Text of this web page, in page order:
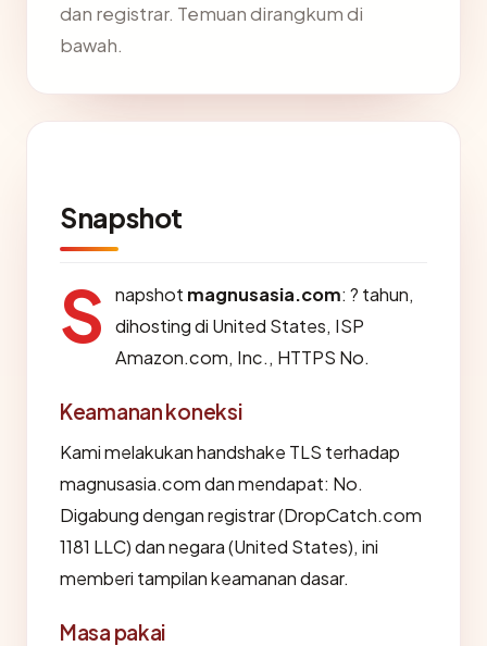
dan registrar. Temuan dirangkum di
bawah.
Snapshot
S napshot magnusasia.com: ? tahun,
dihosting di United States, ISP
Amazon.com, Inc., HTTPS No.
Keamanan koneksi
Kami melakukan handshake TLS terhadap
magnusasia.com dan mendapat: No.
Digabung dengan registrar (DropCatch.com
1181 LLC) dan negara (United States), ini
memberi tampilan keamanan dasar.
Masa pakai